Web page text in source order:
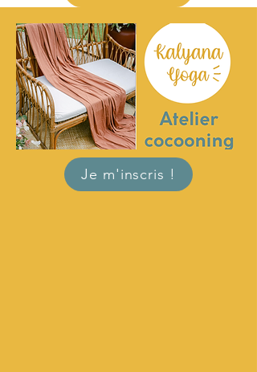
Je m'inscris !